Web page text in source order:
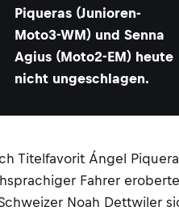
Piqueras (Junioren-
Moto3-WM) und Senna
Agius (Moto2-EM) heute
nicht ungeschlagen.
Titelfavorit Ángel
Fahrer
Noah Dettwiler